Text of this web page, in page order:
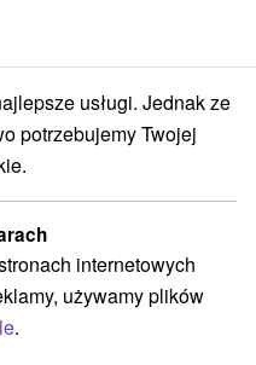
Svätého Ducha Krásny Brod
Svätého
Przejdź do
usługi. Jednak ze
potrzebujemy Twojej
internetowych
używamy plików
.